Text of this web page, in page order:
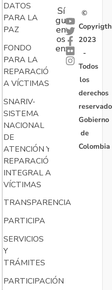
DATOS
PARA LA
PAZ
FONDO
PARA LA
REPARACIÓN
A VÍCTIMAS
SNARIV-
SISTEMA
NACIONAL
DE
ATENCIÓN Y
REPARACIÓN
INTEGRAL A
VÍCTIMAS
TRANSPARENCIA
PARTICIPA
SERVICIOS
Y
TRÁMITES
PARTICIPACIÓN
Sí
gu
en
os
en:
©
Copyrigth
2023
-
Todos
los
derechos
Gobierno
de
Colombia